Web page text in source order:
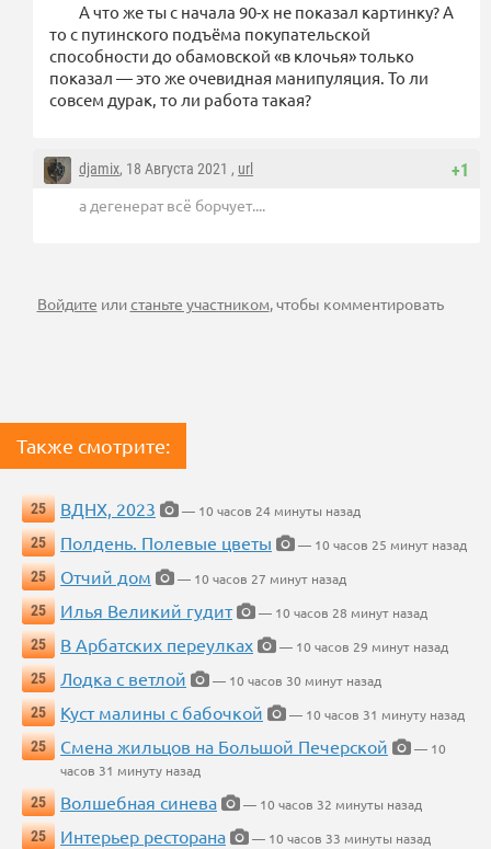
А что же ты с начала 90-х не показал картинку? А
то с путинского подъёма покупательской
способности до обамовской «в клочья» только
показал — это же очевидная манипуляция. То ли
совсем дурак, то ли работа такая?
+1
djamix, 18 Августа 2021 , url
а дегенерат всё борчует....
Войдите илистаньте участником, чтобы комментировать
Также смотрите:
25 ВДНХ, 2023
— 10 часов 24 минуты назад
25
Полдень. Полевые цветы
— 10 часов 25 минут назад
25
Отчий дом
— 10 часов 27 минут назад
25
Илья Великий гудит
— 10 часов 28 минут назад
25
В Арбатских переулках
— 10 часов 29 минут назад
25
Лодка с ветлой
— 10 часов 30 минут назад
25
Куст малины с бабочкой
— 10 часов 31 минуту назад
25
Смена жильцов на Большой Печерской
— 10
часов 31 минуту назад
25
Волшебная синева
— 10 часов 32 минуты назад
25
Интерьер ресторана — 10 часов 33 минуты назад